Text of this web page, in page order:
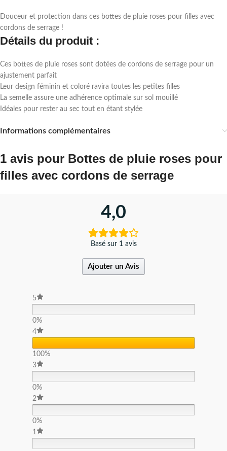
Douceur et protection dans ces bottes de pluie roses pour filles avec
cordons de serrage !
Détails du produit :
Ces bottes de pluie roses sont dotées de cordons de serrage pour un
ajustement parfait
Leur design féminin et coloré ravira toutes les petites filles
La semelle assure une adhérence optimale sur sol mouillé
Idéales pour rester au sec tout en étant stylée
Informations complémentaires
1 avis pour Bottes de pluie roses pour
filles avec cordons de serrage
4,0
Basé sur 1 avis
Ajouter un Avis
5
0%
4
100%
3
0%
2
0%
1